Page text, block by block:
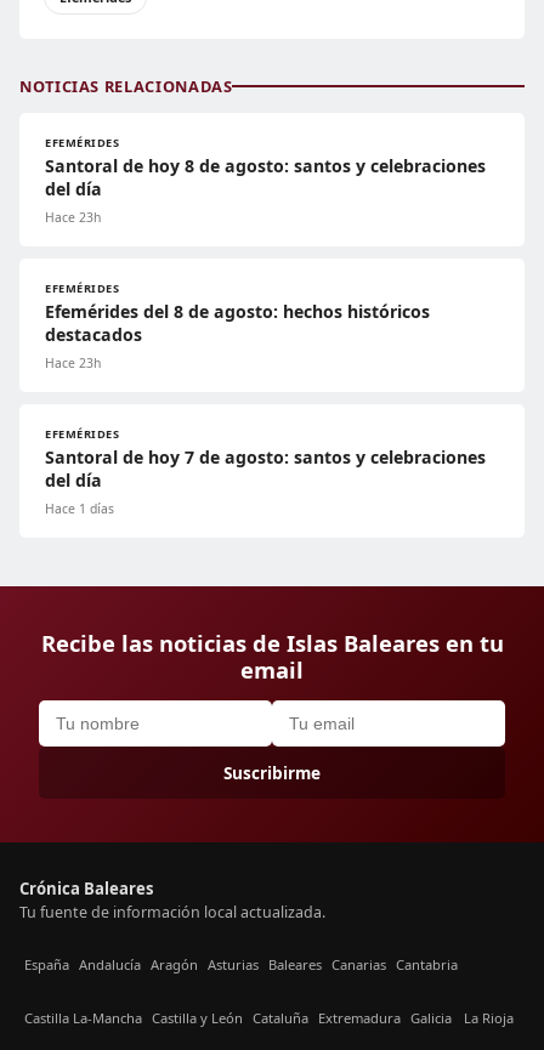
NOTICIAS RELACIONADAS
EFEMÉRIDES
Santoral de hoy 8 de agosto: santos y celebraciones
del día
Hace 23h
EFEMÉRIDES
Efemérides del 8 de agosto: hechos históricos
destacados
Hace 23h
EFEMÉRIDES
Santoral de hoy 7 de agosto: santos y celebraciones
del día
Hace 1 días
Recibe las noticias de Islas Baleares en tu
email
Suscribirme
Crónica Baleares
Tu fuente de información local actualizada.
España Andalucía Aragón Asturias Baleares Canarias Cantabria
Castilla La-Mancha Castilla y León Cataluña Extremadura Galicia La Rioja